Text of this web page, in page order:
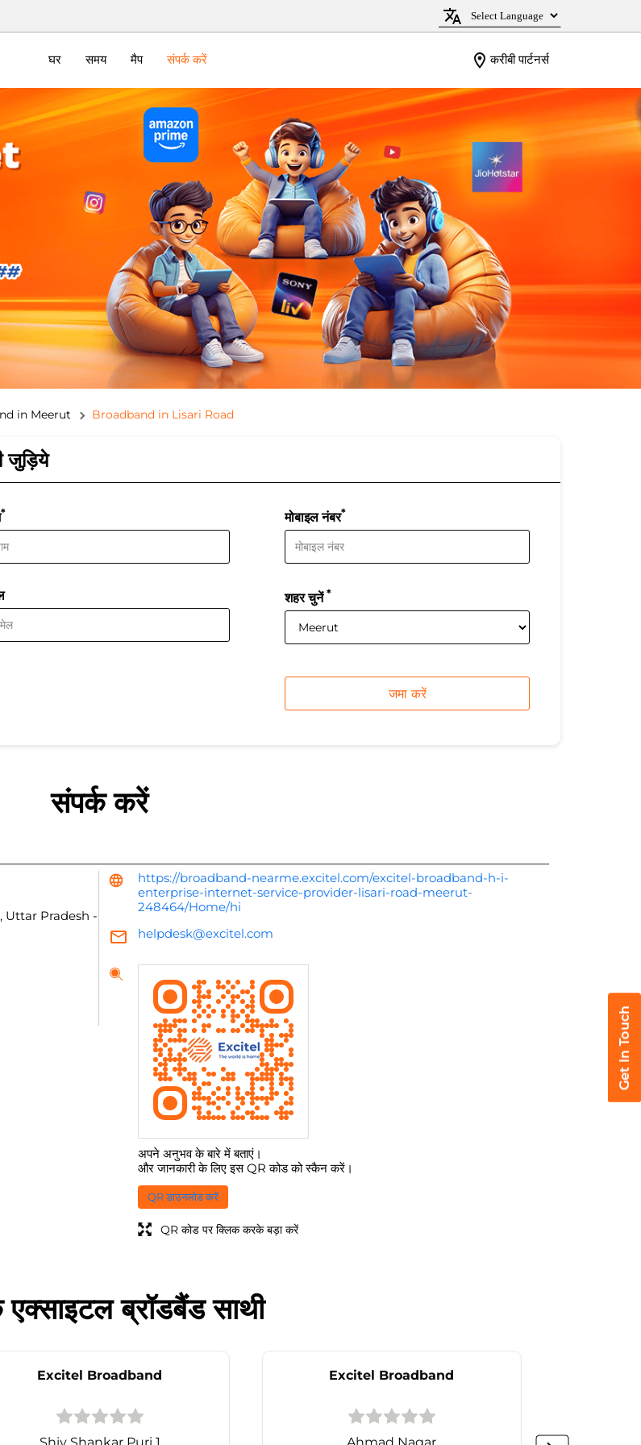
घर समय मैप संपर्क करें करीबी पार्टनर्स
in Meerut Broadband in Lisari Road
जुड़िये
* मोबाइल नंबर*
शहर चुनें*
संपर्क करें
Uttar Pradesh -
https://broadband-nearme.excitel.com/excitel-broadband-h-i-
enterprise-internet-service-provider-lisari-road-meerut-
248464/Home/hi
helpdesk@excitel.com
अपने अनुभव के बारे में बताएं।
और जानकारी के लिए इस QR कोड को स्कैन करें।
QR डाउनलोड करें
QR कोड पर क्लिक करके बड़ा करें
ब्रॉडबैंड साथी
Excitel Broadband
Shiv Shankar Puri 1
Excitel Broadband
Ahmad Nagar